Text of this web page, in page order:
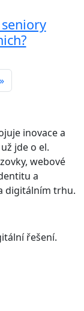
»
inovace a
jde o el.
webové
a
digitálním trhu.
řešení.